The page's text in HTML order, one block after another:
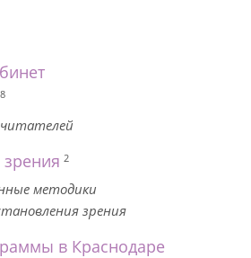
8
2
методики
зрения
в Краснодаре